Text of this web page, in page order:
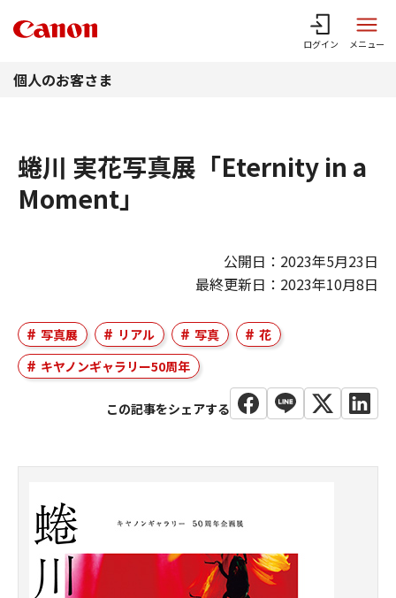
ログイン メニュー
個人のお客さま
蜷川 実花写真展「Eternity in a
Moment」
公開日：2023年5月23日
最終更新日：2023年10月8日
写真展 リアル 写真
花
キヤノンギャラリー50周年